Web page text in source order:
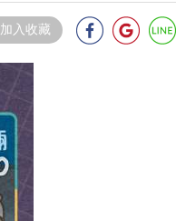
加入收藏